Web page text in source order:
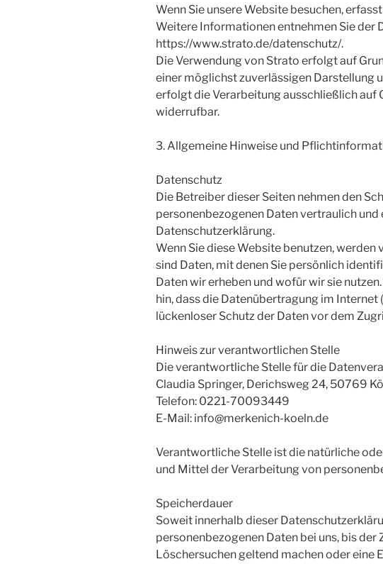
Wenn Sie unsere Website besuchen,
Weitere Informationen entnehmen Sie der
https://www.strato.de/datenschutz/.
Die Verwendung von Strato erfolgt auf
einer möglichst zuverlässigen Darstellung
erfolgt die Verarbeitung ausschließlich auf
widerrufbar.
3. Allgemeine Hinweise und
Datenschutz
Die Betreiber dieser Seiten nehmen den
personenbezogenen Daten vertraulich
Datenschutzerklärung.
Wenn Sie diese Website benutzen,
sind Daten, mit denen Sie persönlich
Daten wir erheben und wofür wir sie
hin, dass die Datenübertragung im Internet
lückenloser Schutz der Daten vor dem
Hinweis zur verantwortlichen Stelle
Die verantwortliche Stelle für die
Claudia Springer, Derichsweg 24, 50769
Telefon: 0221-70093449
E-Mail: info@merkenich-koeln.de
Verantwortliche Stelle ist die natürliche
und Mittel der Verarbeitung von
Speicherdauer
Soweit innerhalb dieser
personenbezogenen Daten bei uns, bis
Löschersuchen geltend machen oder eine